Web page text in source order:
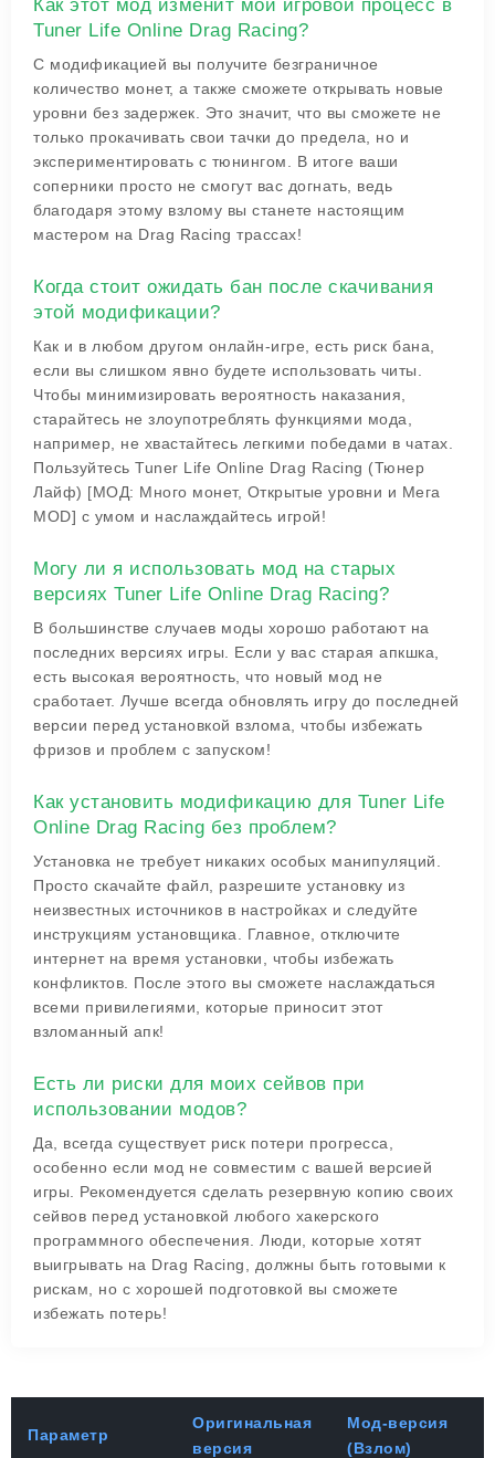
Как этот мод изменит мой игровой процесс в
Tuner Life Online Drag Racing?
С модификацией вы получите безграничное
количество монет, а также сможете открывать новые
уровни без задержек. Это значит, что вы сможете не
только прокачивать свои тачки до предела, но и
экспериментировать с тюнингом. В итоге ваши
соперники просто не смогут вас догнать, ведь
благодаря этому взлому вы станете настоящим
мастером на Drag Racing трассах!
Когда стоит ожидать бан после скачивания
этой модификации?
Как и в любом другом онлайн-игре, есть риск бана,
если вы слишком явно будете использовать читы.
Чтобы минимизировать вероятность наказания,
старайтесь не злоупотреблять функциями мода,
например, не хвастайтесь легкими победами в чатах.
Пользуйтесь Tuner Life Online Drag Racing (Тюнер
Лайф) [МОД: Много монет, Открытые уровни и Мега
MOD] с умом и наслаждайтесь игрой!
Могу ли я использовать мод на старых
версиях Tuner Life Online Drag Racing?
В большинстве случаев моды хорошо работают на
последних версиях игры. Если у вас старая апкшка,
есть высокая вероятность, что новый мод не
сработает. Лучше всегда обновлять игру до последней
версии перед установкой взлома, чтобы избежать
фризов и проблем с запуском!
Как установить модификацию для Tuner Life
Online Drag Racing без проблем?
Установка не требует никаких особых манипуляций.
Просто скачайте файл, разрешите установку из
неизвестных источников в настройках и следуйте
инструкциям установщика. Главное, отключите
интернет на время установки, чтобы избежать
конфликтов. После этого вы сможете наслаждаться
всеми привилегиями, которые приносит этот
взломанный апк!
Есть ли риски для моих сейвов при
использовании модов?
Да, всегда существует риск потери прогресса,
особенно если мод не совместим с вашей версией
игры. Рекомендуется сделать резервную копию своих
сейвов перед установкой любого хакерского
программного обеспечения. Люди, которые хотят
выигрывать на Drag Racing, должны быть готовыми к
рискам, но с хорошей подготовкой вы сможете
избежать потерь!
Параметр
Оригинальная
версия
Мод-версия
(Взлом)